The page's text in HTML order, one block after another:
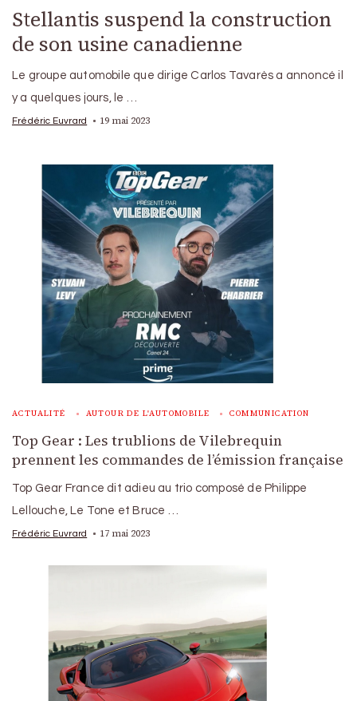
Stellantis suspend la construction
de son usine canadienne
Le groupe automobile que dirige Carlos Tavarès a annoncé il
y a quelques jours, le …
Frédéric Euvrard 19 mai 2023
ACTUALITÉ AUTOUR DE L'AUTOMOBILE COMMUNICATION
Top Gear : Les trublions de Vilebrequin
prennent les commandes de l’émission française
Top Gear France dit adieu au trio composé de Philippe
Lellouche, Le Tone et Bruce …
Frédéric Euvrard 17 mai 2023